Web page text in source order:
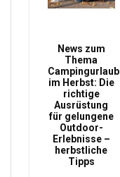
News zum
Thema
Campingurlaub
im Herbst: Die
richtige
Ausrüstung
für gelungene
Outdoor-
Erlebnisse –
herbstliche
Tipps